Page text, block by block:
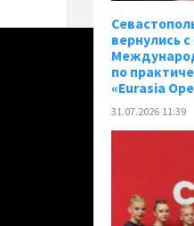
вернулись
по
«Eurasia
31.07.2026 11:39